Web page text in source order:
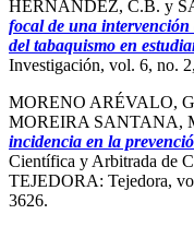
HERNÁNDEZ, C.B. y
focal de una
del tabaquismo en
Investigación, vol. 6, no.
MORENO ARÉVALO,
MOREIRA SANTANA,
incidencia en la
Científica y Arbitrada de
TEJEDORA: Tejedora,
3626.